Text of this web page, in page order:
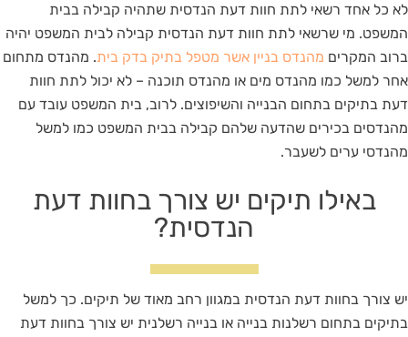
לא כל אחד רשאי לתת חוות דעת הנדסית שתהיה קבילה בבית
המשפט. מי שרשאי לתת חוות דעת הנדסית קבילה לבית המשפט יהיה
ברוב המקרים מהנדס בניין אשר מטפל בתיק בדק בית. מהנדס מתחום
אחר למשל כמו מהנדס מים או מהנדס תוכנה – לא יכול לתת חוות
דעת בתיקים בתחום הבנייה והשיפוצים. לרוב, בית המשפט עובד עם
מהנדסים בכירים שהדעה שלהם קבילה בבית המשפט כמו למשל
מהנדסי ערים לשעבר.
באילו תיקים יש צורך בחוות דעת
הנדסית?
יש צורך בחוות דעת הנדסית במגוון רחב מאוד של תיקים. כך למשל
בתיקים בתחום רשלנות בנייה או בנייה רשלנית יש צורך בחוות דעת